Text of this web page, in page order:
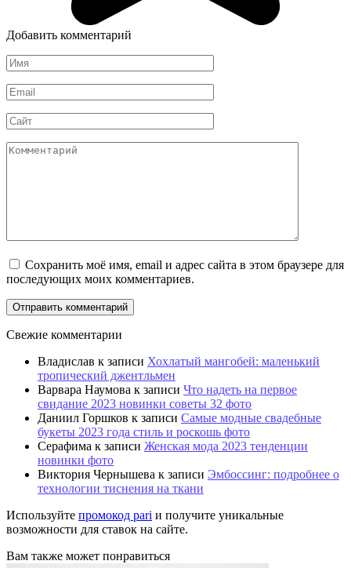
Добавить комментарий
Имя
Email
Сайт
Комментарий
Сохранить моё имя, email и адрес сайта в этом браузере для
последующих моих комментариев.
Свежие комментарии
Владислав к записи Хохлатый мангобей: маленький
тропический джентльмен
Варвара Наумова к записи Что надеть на первое
свидание 2023 новинки советы 32 фото
Даниил Горшков к записи Самые модные свадебные
букеты 2023 года стиль и роскошь фото
Серафима к записи Женская мода 2023 тенденции
новинки фото
Виктория Чернышева к записи Эмбоссинг: подробнее о
технологии тиснения на ткани
Используйте промокод pari и получите уникальные
возможности для ставок на сайте.
Вам также может понравиться